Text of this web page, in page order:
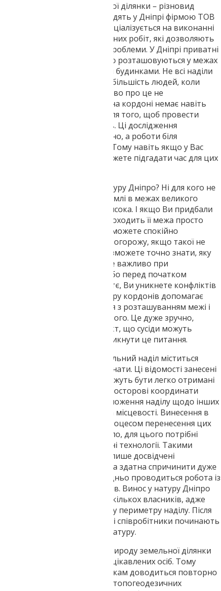
Винесення в натуру земельної ділянки – різновид
геодезичних робіт, які проводять у Дніпрі фірмою ТОВ
«Геотоп». Наша компанія спеціалізується на виконанні
різноманітних топогеодезичних робіт, які дозволяють
вирішувати найнагальніші проблеми. У Дніпрі приватні
земельні наділи досить часто розташовуються у межах
міста, поблизу зі звичайними будинками. Не всі наділи
обмежені парканами, проте більшість людей, коли
купують такі ділянки, особливо про це не
замислюються. Однак якщо на кордоні немає навіть
межових знаків, це привід для того, щоб провести
винесення в натуру кордонів. Ці дослідження
проводяться дуже оперативно, а роботи біля
відбирають дуже мало часу. Тому навіть якщо у Вас
дуже щільний графік, Ви зможете підгадати час для цих
Навіщо потрібен винос у натуру Дніпро? Ні для кого не
є таємницею, що вартість землі в межах великого
населеного пункту досить висока. І якщо Ви придбали
ділянку, то знати, де саме проходить її межа просто
обов'язково. По-перше, Ви зможете спокійно
встановити паркан або іншу огорожу, якщо такої не
було до цього. По-друге, Ви зможете точно знати, яку
територію Ви маєте. Це дуже важливо при
проектуванні будівництва або перед початком
ландшафтних робіт. І по-третє, Ви уникнете конфліктів
із сусідами. Винесення в натуру кордонів допомагає
остаточно вирішити питання з розташуванням межі і
більше не повертатися до нього. Це дуже зручно,
особливо з огляду на той факт, що сусіди можуть
помінятися і може знову виникнути це питання.
У документах на кожен земельний наділ міститься
інформація про його координати. Ці відомості занесені
до державного кадастру і можуть бути легко отримані
нашими співробітниками. Просторові координати
допомагають визначити положення наділу щодо інших
ділянок та зорієнтуватись на місцевості. Винесення в
натуру кордонів, по суті, є процесом перенесення цих
даних на місцевість. Зрозуміло, для цього потрібні
спеціальні прилади та новітні технології. Такими
дослідженнями займаються лише досвідчені
геодезисти, оскільки помилка здатна спричинити дуже
неприємні наслідки. Попередньо проводиться робота із
власниками прилеглих наділів. Винос у натуру Дніпро
найчастіше зачіпає інтереси кількох власників, адже
роботи виконують по всьому периметру наділу. Після
узгодження всіх нюансів наші співробітники починають
безпосередньо виносити в натуру.
Досить часто винесення в природу земельної ділянки
викликає невдоволення у зацікавлених осіб. Тому
періодично нашим працівникам доводиться повторно
проводити виміри. Крім цих топогеодезичних